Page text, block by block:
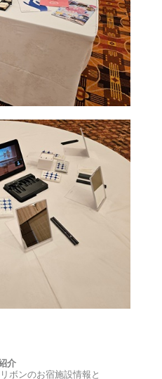
介
ボンのお宿施設情報と